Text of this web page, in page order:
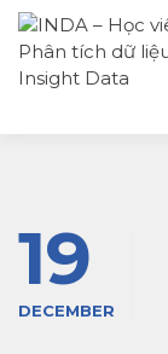
19
DECEMBER